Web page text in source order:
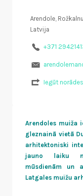
Arendole,
Latvija
+371
Iegūt norādes
Arendoles muiža
gleznainā vietā
arhitektoniski
jauno laiku
mūsdienām un
Latgales muižu